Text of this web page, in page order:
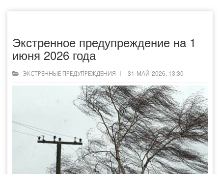
Экстренное предупреждение на 1
июня 2026 года
ЭКСТРЕННЫЕ ПРЕДУПРЕЖДЕНИЯ 31-МАЙ-2026, 13:30